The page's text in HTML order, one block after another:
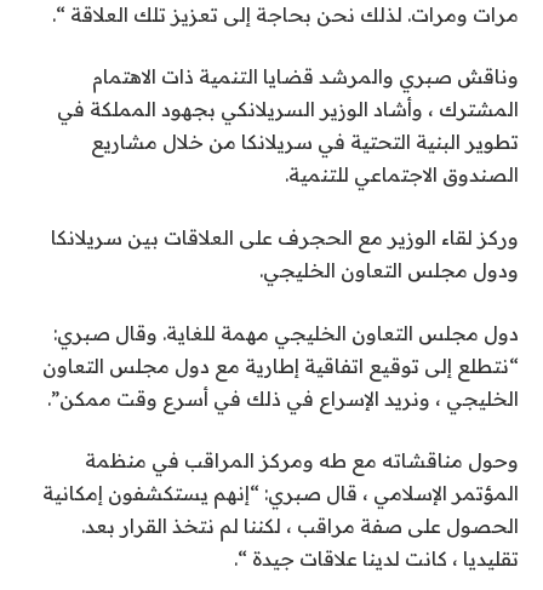
مرات ومرات. لذلك نحن بحاجة إلى تعزيز تلك العلاقة “.
وناقش صبري والمرشد قضايا التنمية ذات الاهتمام
المشترك ، وأشاد الوزير السريلانكي بجهود المملكة في
تطوير البنية التحتية في سريلانكا من خلال مشاريع
الصندوق الاجتماعي للتنمية.
وركز لقاء الوزير مع الحجرف على العلاقات بين سريلانكا
ودول مجلس التعاون الخليجي.
دول مجلس التعاون الخليجي مهمة للغاية. وقال صبري:
“نتطلع إلى توقيع اتفاقية إطارية مع دول مجلس التعاون
الخليجي ، ونريد الإسراع في ذلك في أسرع وقت ممكن”.
وحول مناقشاته مع طه ومركز المراقب في منظمة
المؤتمر الإسلامي ، قال صبري: “إنهم يستكشفون إمكانية
الحصول على صفة مراقب ، لكننا لم نتخذ القرار بعد.
تقليديا ، كانت لدينا علاقات جيدة “.